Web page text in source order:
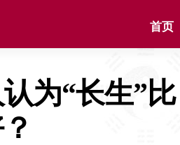
首页
为“长生”比